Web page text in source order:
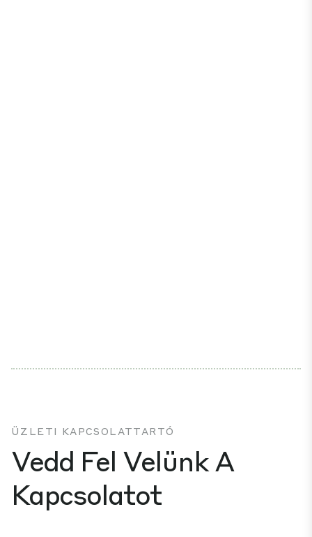
ÜZLETI KAPCSOLATTARTÓ
Vedd Fel Velünk A
Kapcsolatot